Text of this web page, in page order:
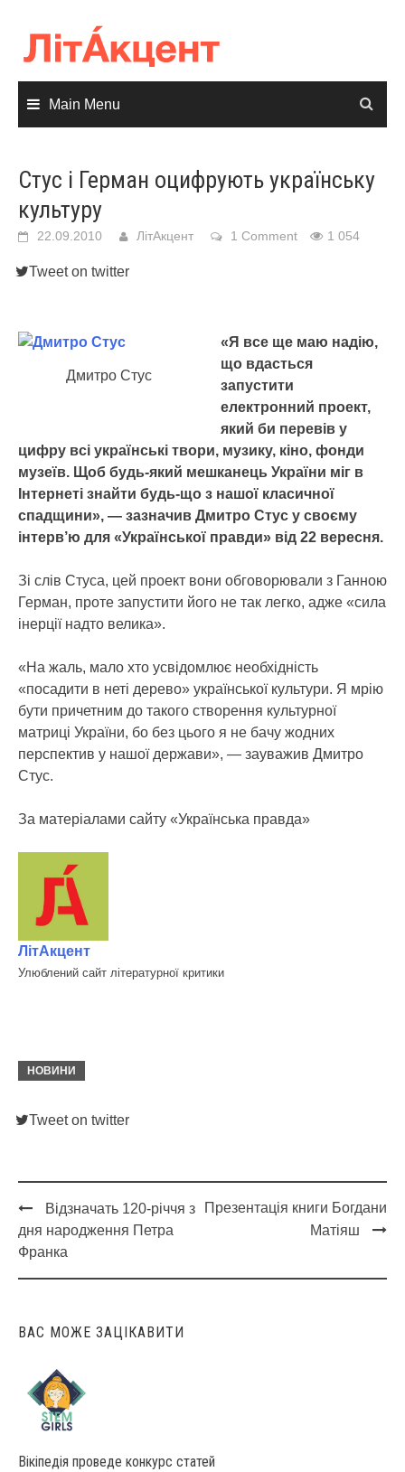
content
Main Menu
Стус і Герман оцифрують українську
культуру
22.09.2010 ЛітАкцент 1 Comment 1 054
Tweet on twitter
Дмитро Стус
«Я все ще маю надію,
що вдасться
запустити
електронний проект,
який би перевів у
цифру всі українські твори, музику, кіно, фонди
музеїв. Щоб будь-який мешканець України міг в
Інтернеті знайти будь-що з нашої класичної
спадщини», — зазначив Дмитро Стус у своєму
інтерв’ю для «Української правди» від 22 вересня.
Зі слів Стуса, цей проект вони обговорювали з Ганною
Герман, проте запустити його не так легко, адже «сила
інерції надто велика».
«На жаль, мало хто усвідомлює необхідність
«посадити в неті дерево» української культури. Я мрію
бути причетним до такого створення культурної
матриці України, бо без цього я не бачу жодних
перспектив у нашої держави», — зауважив Дмитро
Стус.
За матеріалами сайту «Українська правда»
ЛітАкцент
Улюблений сайт літературної критики
НОВИНИ
Tweet on twitter
Post
navigation
Відзначать 120-річчя з
дня народження Петра
Франка
Презентація книги Богдани
Матіяш
ВАС МОЖЕ ЗАЦІКАВИТИ
Вікіпедія проведе конкурс статей